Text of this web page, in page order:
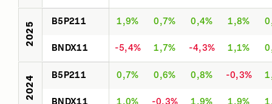
2025 B5P211 1,9% 0,7% 0,4% 1,8%
BNDX11 -5,4% 1,7% -4,3% 1,1%
2024 B5P211 0,7% 0,6% 0,8% -0,3%
BNDX11 1,0% -0,3% 1,9% 1,9%